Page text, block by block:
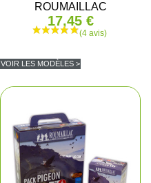
ROUMAILLAC
17,45 €
VOIR LES MODÈLES >